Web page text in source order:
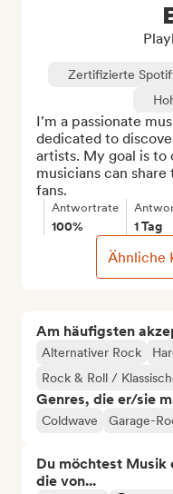
Am häufigsten
Alternativer Rock
Rock & Roll /
Genres, die er/sie
Coldwave Garage-
Du möchtest Musik
die von...
Zertifizierte
I'm a passionate
dedicated to
artists. My goal is to
musicians can
fans.
Antwortrate
100% 1 Tag
Ähnliche